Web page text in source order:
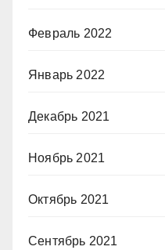
Февраль 2022
Январь 2022
Декабрь 2021
Ноябрь 2021
Октябрь 2021
Сентябрь 2021